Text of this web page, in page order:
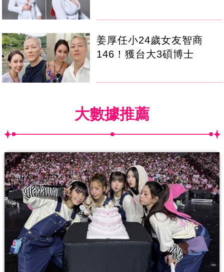
姜厚任小24歲女友智商
146！獲台大3碩博士
大數據推薦